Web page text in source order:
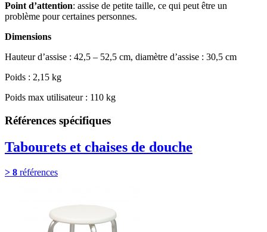
Point d’attention: assise de petite taille, ce qui peut être un
problème pour certaines personnes.
Dimensions
Hauteur d’assise : 42,5 – 52,5 cm, diamètre d’assise : 30,5 cm
Poids : 2,15 kg
Poids max utilisateur : 110 kg
Références spécifiques
Tabourets et chaises de douche
> 8 références